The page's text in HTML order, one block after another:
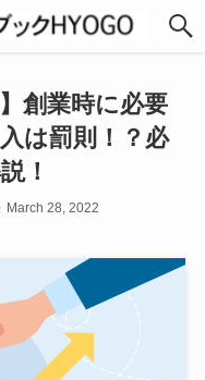
創業時に必要
は罰則！？必
！
March 28, 2022